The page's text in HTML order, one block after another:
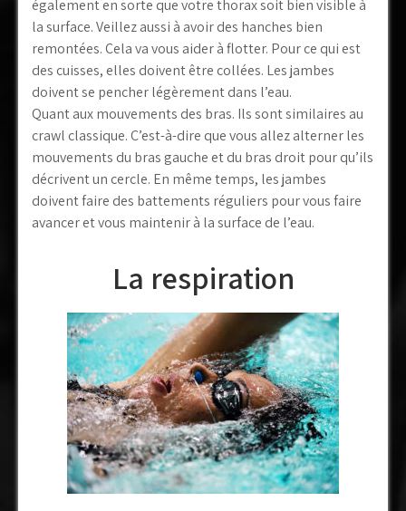
également en sorte que votre thorax soit bien visible à
la surface. Veillez aussi à avoir des hanches bien
remontées. Cela va vous aider à flotter. Pour ce qui est
des cuisses, elles doivent être collées. Les jambes
doivent se pencher légèrement dans l’eau.
Quant aux mouvements des bras. Ils sont similaires au
crawl classique. C’est-à-dire que vous allez alterner les
mouvements du bras gauche et du bras droit pour qu’ils
décrivent un cercle. En même temps, les jambes
doivent faire des battements réguliers pour vous faire
avancer et vous maintenir à la surface de l’eau.
La respiration